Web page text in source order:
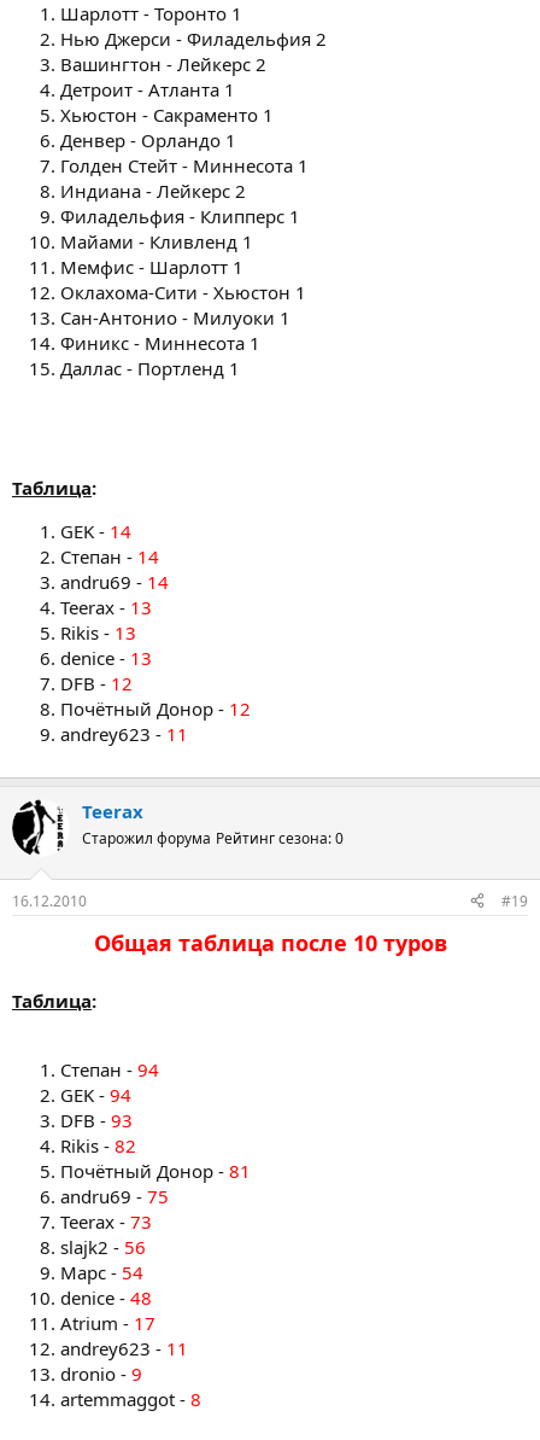
Шарлотт - Торонто 1
Нью Джерси - Филадельфия 2
Вашингтон - Лейкерс 2
Детроит - Атланта 1
Хьюстон - Сакраменто 1
Денвер - Орландо 1
Голден Стейт - Миннесота 1
Индиана - Лейкерс 2
Филадельфия - Клипперс 1
Майами - Кливленд 1
Мемфис - Шарлотт 1
Оклахома-Сити - Хьюстон 1
Сан-Антонио - Милуоки 1
Финикс - Миннесота 1
Даллас - Портленд 1
Таблица:
GEK - 14
Степан - 14
andru69 - 14
Teerax - 13
Rikis - 13
denice - 13
DFB - 12
Почётный Донор - 12
andrey623 - 11
Teerax
Старожил форума Рейтинг сезона: 0
16.12.2010 #19
Общая таблица после 10 туров​
Таблица:
Степан - 94
GEK - 94
DFB - 93
Rikis - 82
Почётный Донор - 81
andru69 - 75
Teerax - 73
slajk2 - 56
Марс - 54
denice - 48
Atrium - 17
andrey623 - 11
dronio - 9
artemmaggot - 8